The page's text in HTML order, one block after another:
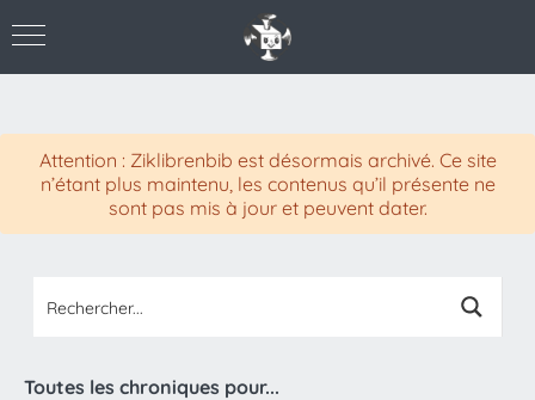
Attention : Ziklibrenbib est désormais archivé. Ce site
n’étant plus maintenu, les contenus qu’il présente ne
sont pas mis à jour et peuvent dater.
Toutes les chroniques pour...